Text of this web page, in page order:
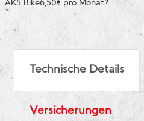
AKS Bike6,50€ pro Monat?
Technische Details
Versicherungen